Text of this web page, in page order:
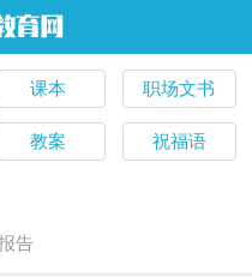
课本 职场文书
教案 祝福语
告